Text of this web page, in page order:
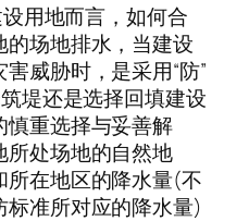
用地而言，如何合
场地排水，当建设
威胁时，是采用“防”
堤还是选择回填建设
慎重选择与妥善解
所处场地的自然地
所在地区的降水量(不
准所对应的降水量)